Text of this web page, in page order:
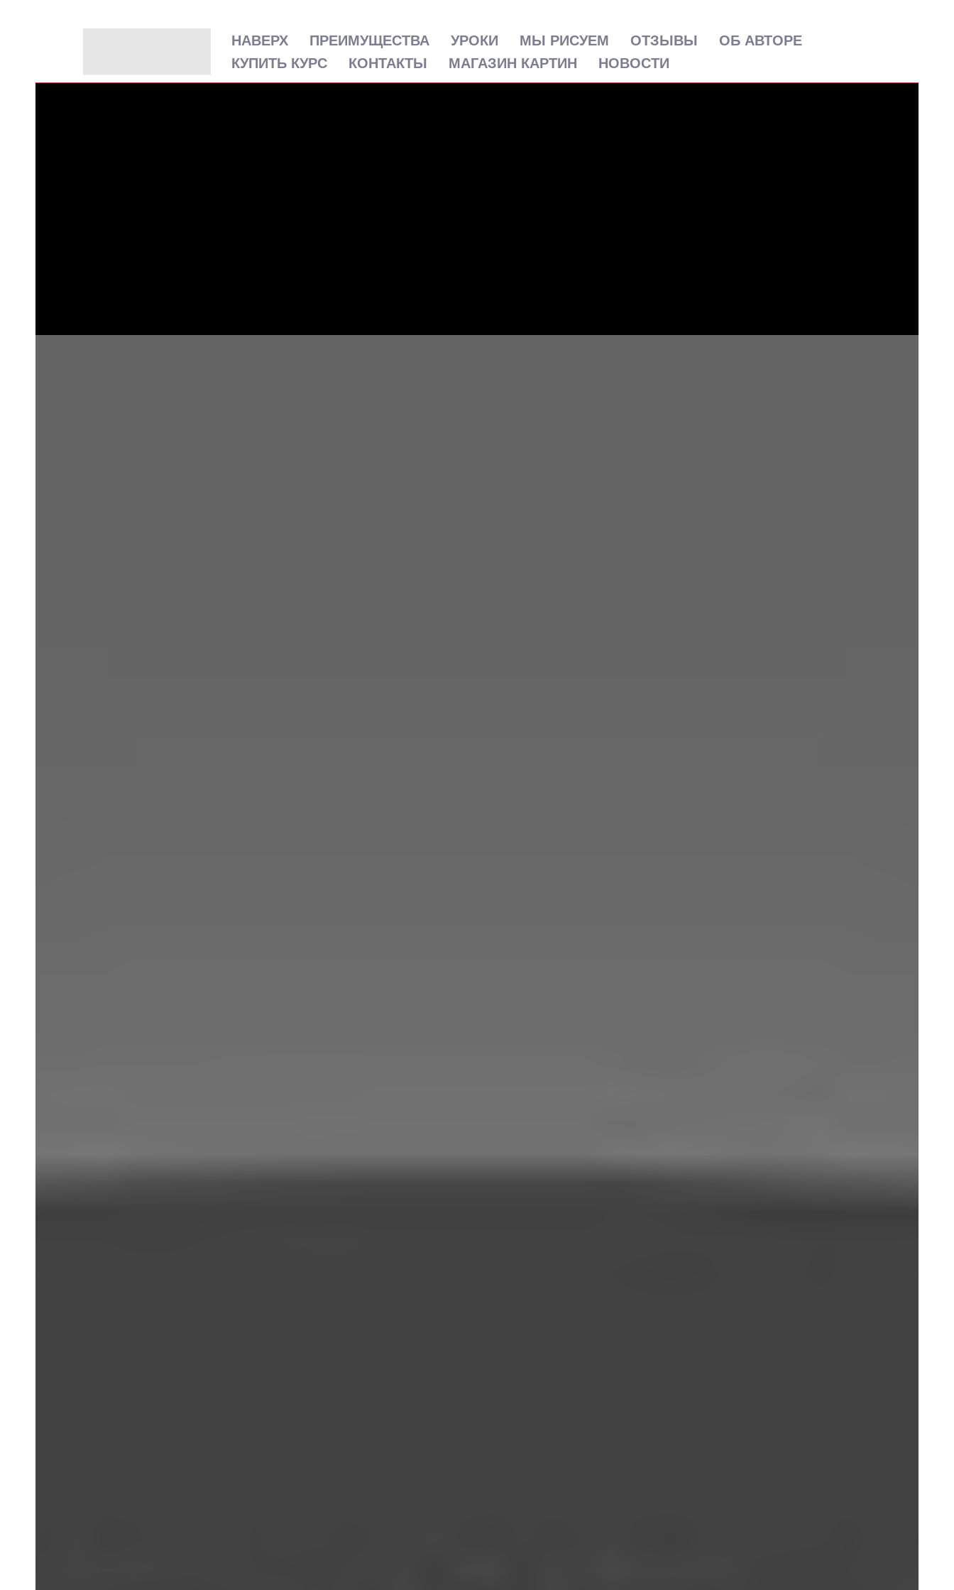
НАВЕРХ ПРЕИМУЩЕСТВА УРОКИ МЫ РИСУЕМ ОТЗЫВЫ
ОБ АВТОРЕ
КУПИТЬ КУРС
КОНТАКТЫ МАГАЗИН КАРТИН НОВОСТИ